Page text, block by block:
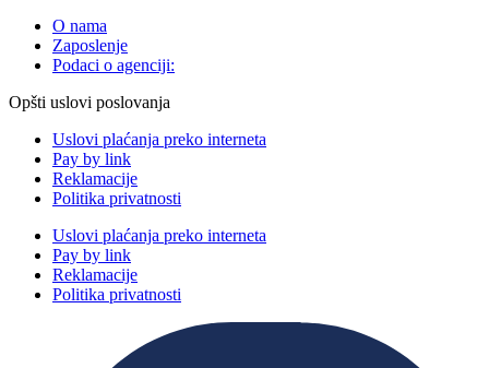
O nama
Zaposlenje
Podaci o agenciji:
Opšti uslovi poslovanja
Uslovi plaćanja preko interneta
Pay by link
Reklamacije
Politika privatnosti
Uslovi plaćanja preko interneta
Pay by link
Reklamacije
Politika privatnosti